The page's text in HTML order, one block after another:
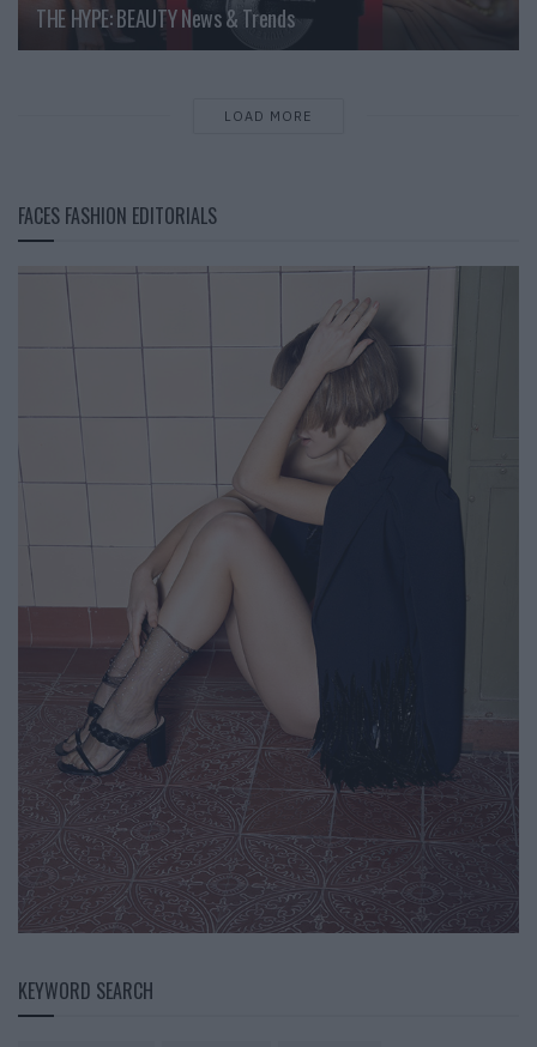
THE HYPE: BEAUTY News & Trends
LOAD MORE
FACES FASHION EDITORIALS
KEYWORD SEARCH